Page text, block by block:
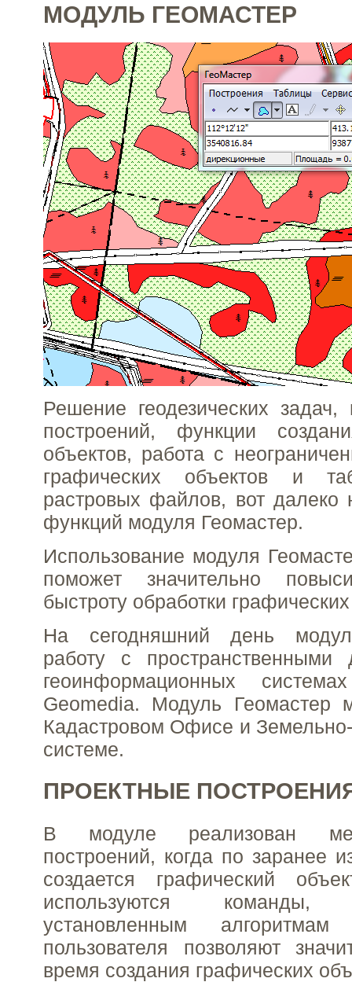
МОДУЛЬ ГЕОМАСТЕР
Решение геодезических
построений, функции
объектов, работа с
графических объектов и
растровых файлов, вот далеко
функций модуля Геомастер.
Использование модуля
поможет значительно
быстроту обработки
На сегодняшний день
работу с
геоинформационных
Geomedia. Модуль Геомастер
Кадастровом Офисе и
системе.
ПРОЕКТНЫЕ
В модуле реализован
построений, когда по заранее
создается графический
используются
установленным
пользователя позволяют
время создания графических